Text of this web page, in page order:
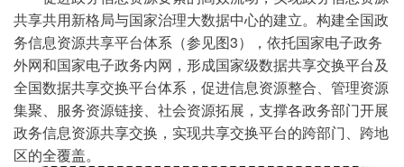
共享共用新格局与国家治理大数据中心的建立。构建全国政
务信息资源共享平台体系（参见图3），依托国家电子政务
外网和国家电子政务内网，形成国家级数据共享交换平台及
全国数据共享交换平台体系，促进信息资源整合、管理资源
集聚、服务资源链接、社会资源拓展，支撑各政务部门开展
政务信息资源共享交换，实现共享交换平台的跨部门、跨地
区的全覆盖。